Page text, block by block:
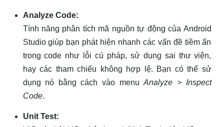
Analyze Code:
Tính năng phân tích mã nguồn tự động của Android
Studio giúp bạn phát hiện nhanh các vấn đề tiềm ẩn
trong code như lỗi cú pháp, sử dụng sai thư viện,
hay các tham chiếu không hợp lệ. Bạn có thể sử
dụng nó bằng cách vào menuAnalyze > Inspect
Code.
Unit Test: